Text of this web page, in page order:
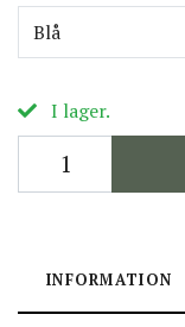
Blå
I lager.
INFORMATION